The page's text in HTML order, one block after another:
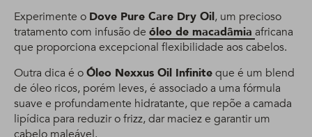
Experimente o Dove Pure Care Dry Oil, um precioso
tratamento com infusão de óleo de macadâmia africana
que proporciona excepcional flexibilidade aos cabelos.
Outra dica é oÓleo Nexxus Oil Infiniteque é um blend
de óleo ricos, porém leves, é associado a uma fórmula
suave e profundamente hidratante, que repõe a camada
lipídica para reduzir o frizz, dar maciez e garantir um